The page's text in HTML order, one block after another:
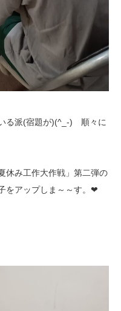
る派(宿題が)(^_-) 順々に
休み工作大作戦」第二弾の
をアップしま～～す。❤